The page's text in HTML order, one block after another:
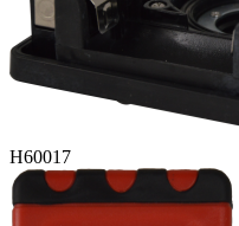
H60017